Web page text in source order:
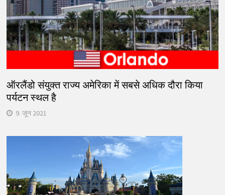
ऑरलैंडो संयुक्त राज्य अमेरिका में सबसे अधिक दौरा किया
पर्यटन स्थल है
9. जून 2021